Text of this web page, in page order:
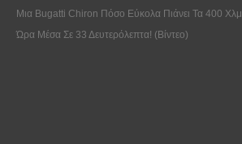
Μια Bugatti Chiron Πόσο Εύκολα Πιάνει Τα 400
Ώρα Μέσα Σε 33 Δευτερόλεπτα! (Βίντεο)